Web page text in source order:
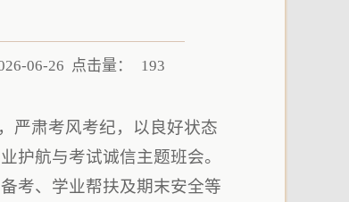
06-26 点击量： 193
严肃考风考纪， 以良好状态
护航与考试诚信主题班会。
考、学业帮扶及期末安全等